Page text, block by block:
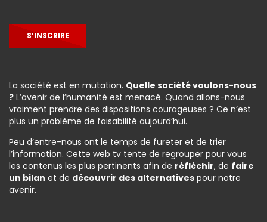
S’INSCRIRE
La société est en mutation. Quelle société voulons-nous
? L’avenir de l’humanité est menacé. Quand allons-nous
vraiment prendre des dispositions courageuses ? Ce n’est
plus un problème de faisabilité aujourd’hui.
Peu d’entre-nous ont le temps de fureter et de trier
l’information. Cette web tv tente de regrouper pour vous
les contenus les plus pertinents afin de réfléchir, de faire
un bilan et de découvrir des alternatives pour notre
avenir.